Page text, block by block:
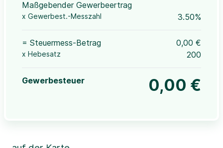
Maßgebender Gewerbeertrag
x Gewerbest.-Messzahl 3.50%
= Steuermess-Betrag 0,00 €
x Hebesatz 200
Gewerbesteuer 0,00 €